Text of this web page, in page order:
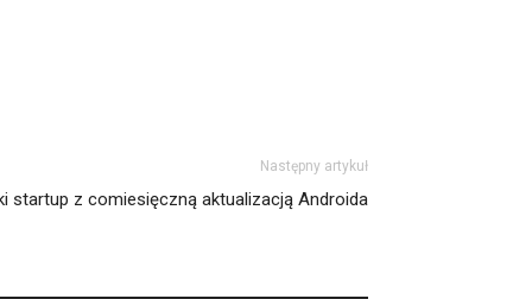
Następny artykuł
startup z comiesięczną aktualizacją Androida